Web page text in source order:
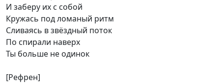
И заберу их с собой
Кружась под ломаный ритм
Сливаясь в звёздный поток
По спирали наверх
Ты больше не одинок
[Рефрен]